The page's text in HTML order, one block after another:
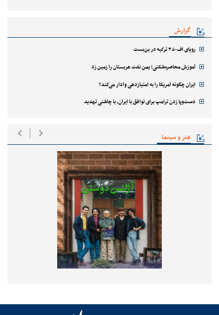
گزارش
رویای اف-۳۵ ترکیه در بن‌بست
آموزش محاصره‌شکنی؛ یمن نفت عربستان را زمین زد
ایران چگونه آمریکا را به امتیازدهی وادار می‌کند؟
دست‌وپا زدن ترامپ برای توافق با ایران، با چاشنی تهدید
هنر و سینما